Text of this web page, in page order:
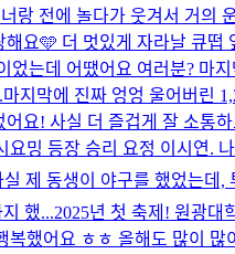
랑 전에 놀다가 웃겨서 거의
요🩵 더 멋있게 자라날 큐떱
는데 어땠어요 여러분? 마
마지막에 진짜 엉엉 울어버린
요! 사실 더 즐겁게 잘 소통
밍 등장 승리 요정 이시연.
제 동생이 야구를 했었는데,
했...2025년 첫 축제! 원광대
복했어요 ㅎㅎ 올해도 많이 많